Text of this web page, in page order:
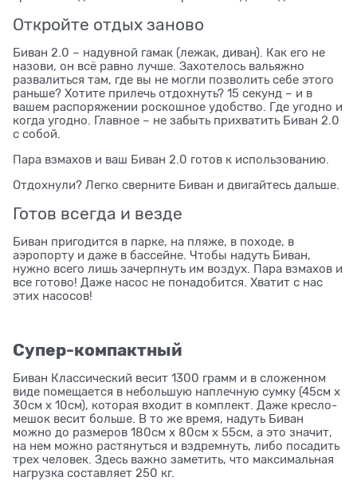
Откройте отдых заново
Биван 2.0 – надувной гамак (лежак, диван). Как его не
назови, он всё равно лучше. Захотелось вальяжно
развалиться там, где вы не могли позволить себе этого
раньше? Хотите прилечь отдохнуть? 15 секунд – и в
вашем распоряжении роскошное удобство. Где угодно и
когда угодно. Главное – не забыть прихватить Биван 2.0
с собой.
Пара взмахов и ваш Биван 2.0 готов к использованию.
Отдохнули? Легко сверните Биван и двигайтесь дальше.
Готов всегда и везде
Биван пригодится в парке, на пляже, в походе, в
аэропорту и даже в бассейне. Чтобы надуть Биван,
нужно всего лишь зачерпнуть им воздух. Пара взмахов и
все готово! Даже насос не понадобится. Хватит с нас
этих насосов!
Супер-компактный
Биван Классический весит 1300 грамм и в сложенном
виде помещается в небольшую наплечную сумку (45см x
30см x 10см), которая входит в комплект. Даже кресло-
мешок весит больше. В то же время, надуть Биван
можно до размеров 180см x 80см x 55см, а это значит,
на нем можно растянуться и вздремнуть, либо посадить
трех человек. Здесь важно заметить, что максимальная
нагрузка составляет 250 кг.